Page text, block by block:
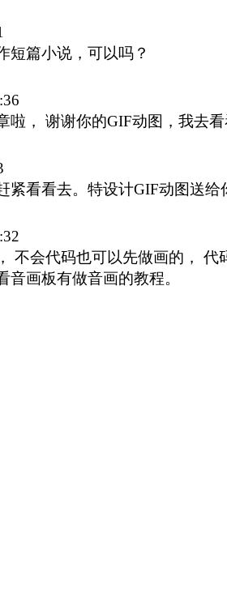
短篇小说，可以吗？
啦， 谢谢你的GIF动图，我去
紧看看去。特设计GIF动图送给
不会代码也可以先做画的， 代
音画板有做音画的教程。